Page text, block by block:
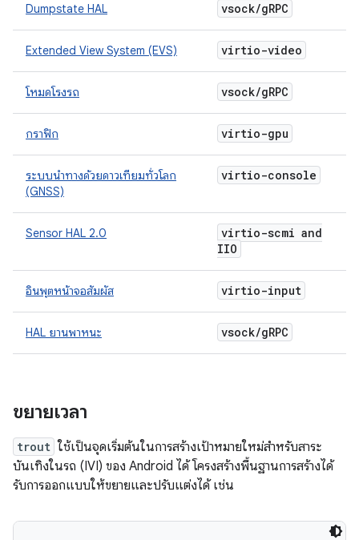
Dumpstate HAL vsock/gRPC
Extended View System (EVS) virtio-video
โหมดโรงรถ vsock/gRPC
กราฟิก virtio-gpu
ระบบนำทางด้วยดาวเทียมทั่วโลก
(GNSS)
virtio-console
Sensor HAL 2.0
virtio-scmi and
IIO
อินพุตหน้าจอสัมผัส virtio-input
HAL ยานพาหนะ vsock/gRPC
ขยายเวลา
trout ใช้เป็นจุดเริ่มต้นในการสร้างเป้าหมายใหม่สำหรับสาระ
บันเทิงในรถ (IVI) ของ Android ได้ โครงสร้างพื้นฐานการสร้างได้
รับการออกแบบให้ขยายและปรับแต่งได้ เช่น